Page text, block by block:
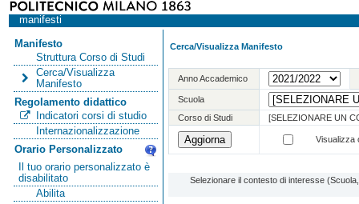
manifesti
Manifesto
Struttura Corso di Studi
Cerca/Visualizza
Manifesto
Regolamento didattico
Indicatori corsi di studio
Internazionalizzazione
Orario Personalizzato
Il tuo orario personalizzato è
disabilitato
Abilita
Cerca/Visualizza Manifesto
Anno Accademico
Scuola
Corso di Studi
[SELEZIONARE UN
Visualizza
Selezionare il contesto di interesse